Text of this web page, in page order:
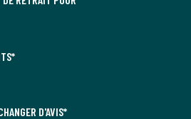
D'AVIS*